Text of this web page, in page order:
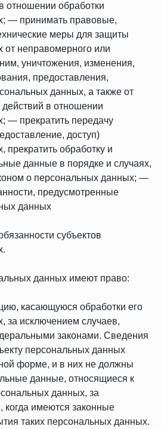
отношении обработки
— принимать правовые,
меры для защиты
неправомерного или
уничтожения, изменения,
предоставления,
данных, а также от
в отношении
— прекратить передачу
доступ)
обработку и
данные в порядке и случаях,
о персональных данных; —
предусмотренные
данных
субъектов
данных имеют право:
касающуюся обработки его
за исключением случаев,
законами. Сведения
персональных данных
форме, и в них не должны
данные, относящиеся к
данных, за
когда имеются законные
таких персональных данных.